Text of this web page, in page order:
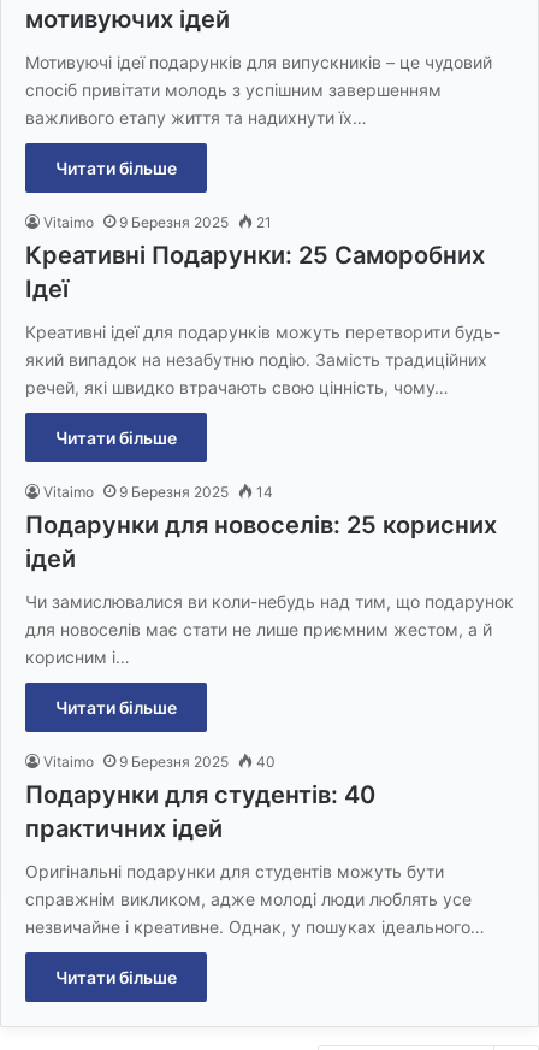
мотивуючих ідей
Мотивуючі ідеї подарунків для випускників – це чудовий
спосіб привітати молодь з успішним завершенням
важливого етапу життя та надихнути їх…
Читати більше
Vitaimo 9 Березня 2025 21
Креативні Подарунки: 25 Саморобних
Ідеї
Креативні ідеї для подарунків можуть перетворити будь-
який випадок на незабутню подію. Замість традиційних
речей, які швидко втрачають свою цінність, чому…
Читати більше
Vitaimo 9 Березня 2025 14
Подарунки для новоселів: 25 корисних
ідей
Чи замислювалися ви коли-небудь над тим, що подарунок
для новоселів має стати не лише приємним жестом, а й
корисним і…
Читати більше
Vitaimo 9 Березня 2025 40
Подарунки для студентів: 40
практичних ідей
Оригінальні подарунки для студентів можуть бути
справжнім викликом, адже молоді люди люблять усе
незвичайне і креативне. Однак, у пошуках ідеального…
Читати більше